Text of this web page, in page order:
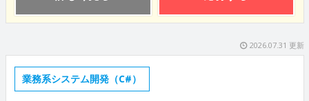
2026.07.31 更新
業務系システム開発（C#）